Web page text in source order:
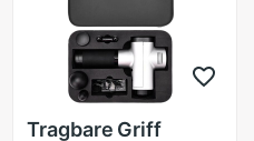
Tragbare Griff